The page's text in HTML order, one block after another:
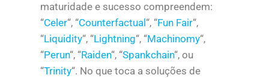
maturidade e sucesso compreendem:
“Celer“, “Counterfactual “, “Fun Fair“,
“Liquidity“, “Lightning“, “Machinomy“,
“Perun“, “Raiden“, “Spankchain“, ou
“Trinity“. No que toca a soluções de